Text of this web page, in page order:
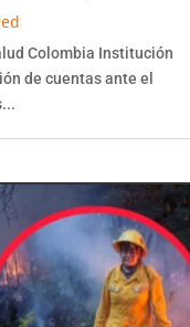
Colombia Institución
de cuentas ante el